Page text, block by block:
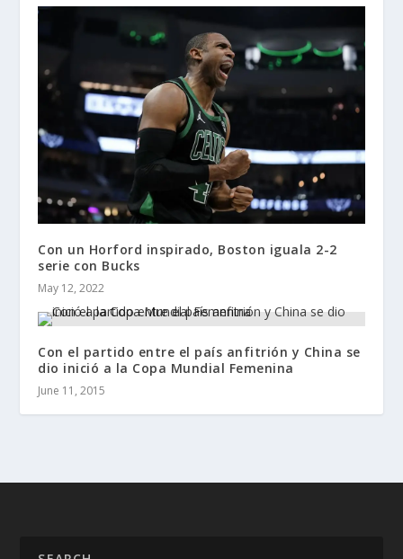
Con un Horford inspirado, Boston iguala 2-2
serie con Bucks
May 12, 2022
Con el partido entre el país anfitrión y China se
dio inició a la Copa Mundial Femenina
June 11, 2015